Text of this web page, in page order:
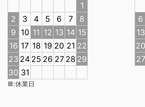
1
2
3 4 5 6 7
8
9 10 11 12 13 14 15
16 17 18 19 20 21 22
23 24 25 26 27 28 29
30 31
6
13
20
27
■:休業日